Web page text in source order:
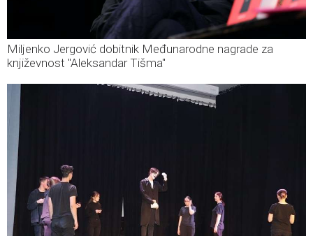
Miljenko Jergović dobitnik Međunarodne nagrade za
književnost "Aleksandar Tišma"